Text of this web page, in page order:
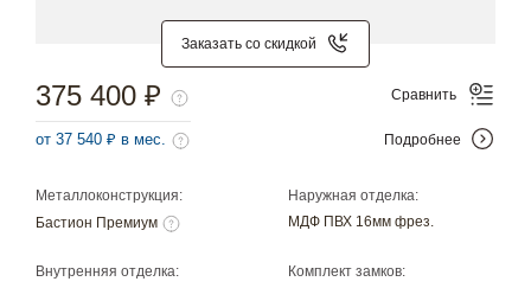
Заказать со скидкой
Металлоконструкция:
Бастион Премиум
Наружная отделка:
МДФ ПВХ 16мм фрез.
Внутренняя отделка:
Комплект замков:
375 400 ₽
от 37 540 ₽ в мес.
Сравнить
Подробнее